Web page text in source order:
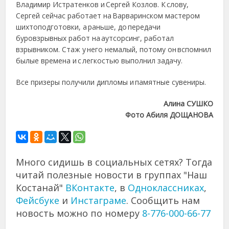
Владимир Истратенков и Сергей Козлов. К слову,
Сергей сейчас работает на Варваринском мастером
шихтоподготовки, а раньше, до передачи
буровзрывных работ на аутсорсинг, работал
взрывником. Стаж у него немалый, потому он вспомнил
былые времена и с легкостью выполнил задачу.
Все призеры получили дипломы и памятные сувениры.
Алина СУШКО
Фото Абиля ДОЩАНОВА
Много сидишь в социальных сетях? Тогда
читай полезные новости в группах "Наш
Костанай" ВКонтакте, в Одноклассниках,
Фейсбуке и Инстаграме. Сообщить нам
новость можно по номеру 8-776-000-66-77